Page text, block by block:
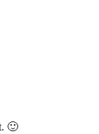
🙂